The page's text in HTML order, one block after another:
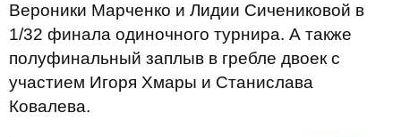
Вероники Марченко и Лидии Сичениковой в
1/32 финала одиночного турнира. А также
полуфинальный заплыв в гребле двоек с
участием Игоря Хмары и Станислава
Ковалева.